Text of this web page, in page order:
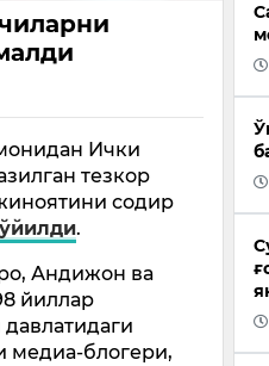
Ички
тезкор
содир
.
Андижон ва
йиллар
медиа-блогери,